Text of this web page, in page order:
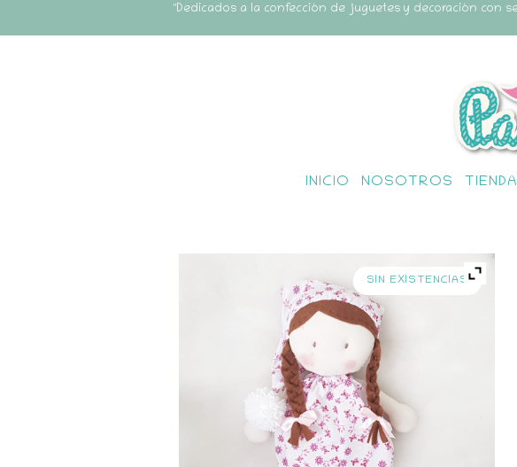
"Dedicados a la confección de juguetes y decoración con
INICIO NOSOTROS TIENDA
SIN EXISTENCIAS